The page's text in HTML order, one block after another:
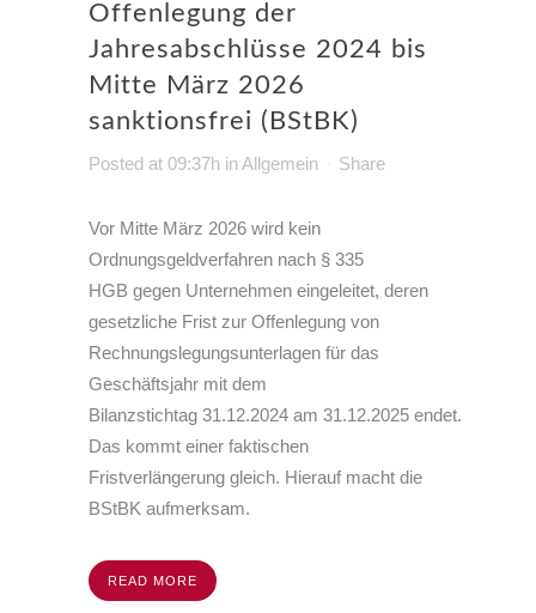
Offenlegung der
Jahresabschlüsse 2024 bis
Mitte März 2026
sanktionsfrei (BStBK)
Posted at 09:37h inAllgemein Share
Vor Mitte März 2026 wird kein
Ordnungsgeldverfahren nach § 335
HGB gegen Unternehmen eingeleitet, deren
gesetzliche Frist zur Offenlegung von
Rechnungslegungsunterlagen für das
Geschäftsjahr mit dem
Bilanzstichtag 31.12.2024 am 31.12.2025 endet.
Das kommt einer faktischen
Fristverlängerung gleich. Hierauf macht die
BStBK aufmerksam.
READ MORE